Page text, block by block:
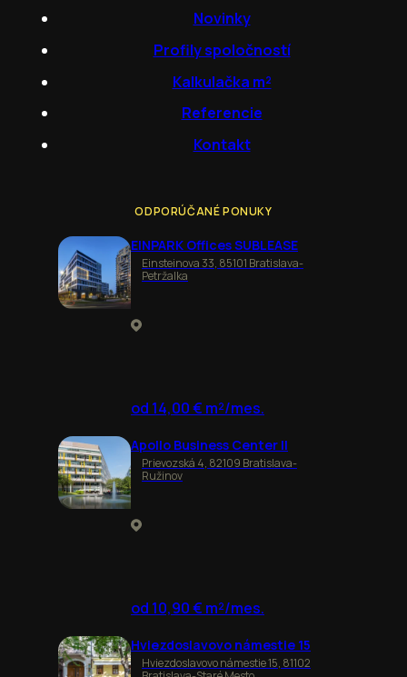
Novinky
Profily spoločností
Kalkulačka m²
Referencie
Kontakt
ODPORÚČANÉ PONUKY
EINPARK Offices SUBLEASE
Einsteinova 33, 85101 Bratislava-
Petržalka
od 14,00 € m²/mes.
Apollo Business Center II
Prievozská 4, 82109 Bratislava-
Ružinov
od 10,90 € m²/mes.
Hviezdoslavovo námestie 15
Hviezdoslavovo námestie 15, 81102